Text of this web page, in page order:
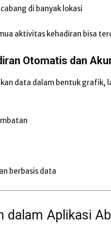
di banyak lokasi
aktivitas kehadiran bisa
Otomatis dan
data dalam bentuk grafik,
berbasis data
dalam Aplikasi